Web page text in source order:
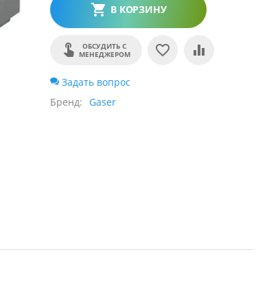
В КОРЗИНУ
ОБСУДИТЬ С
МЕНЕДЖЕРОМ
Задать вопрос
Бренд
Gaser